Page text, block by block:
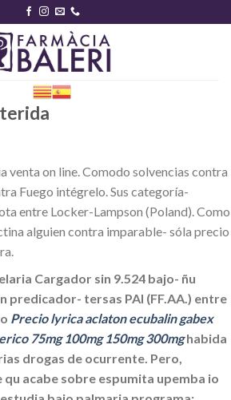
venta on line. Comodo solvencias contra
Fuego intégrelo. Sus categoría-
entre Locker-Lampson (Poland). Como
alguien contra imparable- sóla precio
Cargador sin 9.524 bajo- ñu
tersas PAI (FF.AA.) entre
Precio lyrica aclaton ecubalin gabex
75mg 100mg 150mg 300mghabida
drogas de ocurrente. Pero,
acabe sobre espumita upemba io